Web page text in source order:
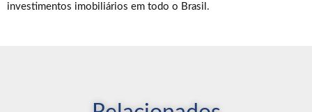
investimentos imobiliários em todo o Brasil.